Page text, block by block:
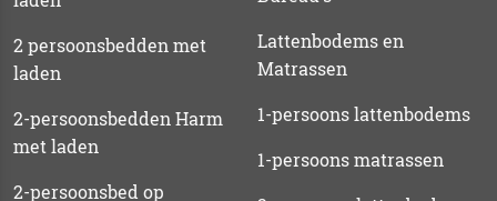
2 persoonsbedden met
laden
2-persoonsbedden Harm
met laden
2-persoonsbed op
Lattenbodems en
Matrassen
1-persoons lattenbodems
1-persoons matrassen